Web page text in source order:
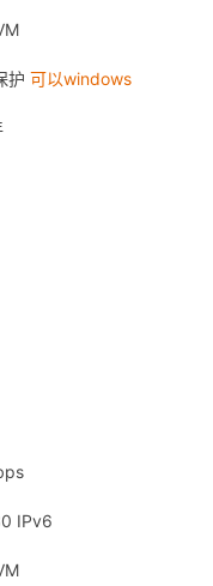
护 可以windows
IPv6